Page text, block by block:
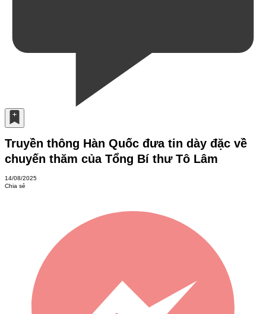
Truyền thông Hàn Quốc đưa tin dày đặc về
chuyến thăm của Tổng Bí thư Tô Lâm
14/08/2025
Chia sẻ